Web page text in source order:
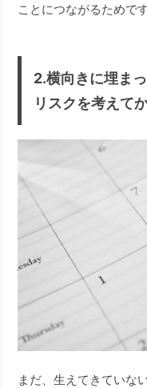
ことにつながるためです
2.横向きに埋ま
リスクを考えて
まだ、生えてきていな